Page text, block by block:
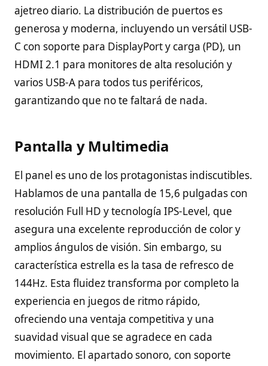
ajetreo diario. La distribución de puertos es
generosa y moderna, incluyendo un versátil USB-
C con soporte para DisplayPort y carga (PD), un
HDMI 2.1 para monitores de alta resolución y
varios USB-A para todos tus periféricos,
garantizando que no te faltará de nada.
Pantalla y Multimedia
El panel es uno de los protagonistas indiscutibles.
Hablamos de una pantalla de 15,6 pulgadas con
resolución Full HD y tecnología IPS-Level, que
asegura una excelente reproducción de color y
amplios ángulos de visión. Sin embargo, su
característica estrella es la tasa de refresco de
144Hz. Esta fluidez transforma por completo la
experiencia en juegos de ritmo rápido,
ofreciendo una ventaja competitiva y una
suavidad visual que se agradece en cada
movimiento. El apartado sonoro, con soporte